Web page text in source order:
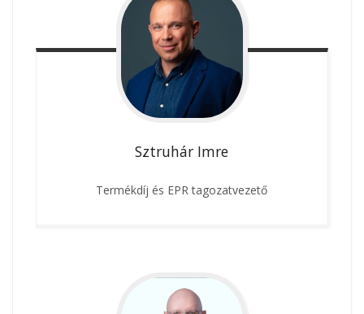
Sztruhár Imre
Termékdíj és EPR tagozatvezető